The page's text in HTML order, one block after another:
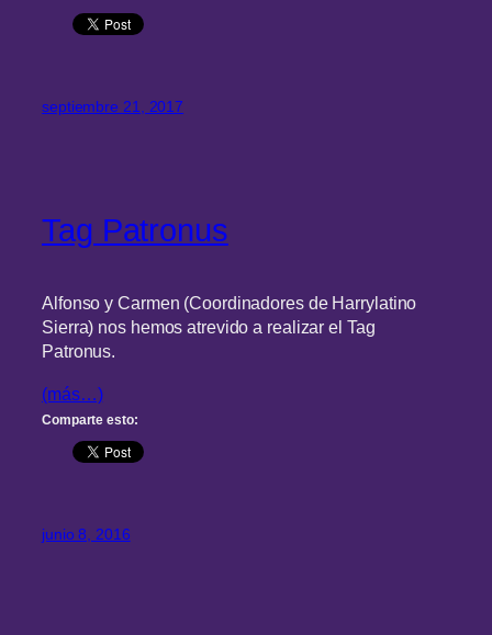
septiembre 21, 2017
Tag Patronus
Alfonso y Carmen (Coordinadores de Harrylatino
Sierra) nos hemos atrevido a realizar el Tag
Patronus.
(más…)
Comparte esto:
junio 8, 2016